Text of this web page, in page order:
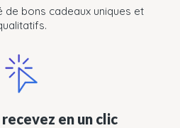
de bons cadeaux uniques et
en un clic